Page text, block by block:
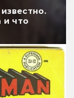
и что